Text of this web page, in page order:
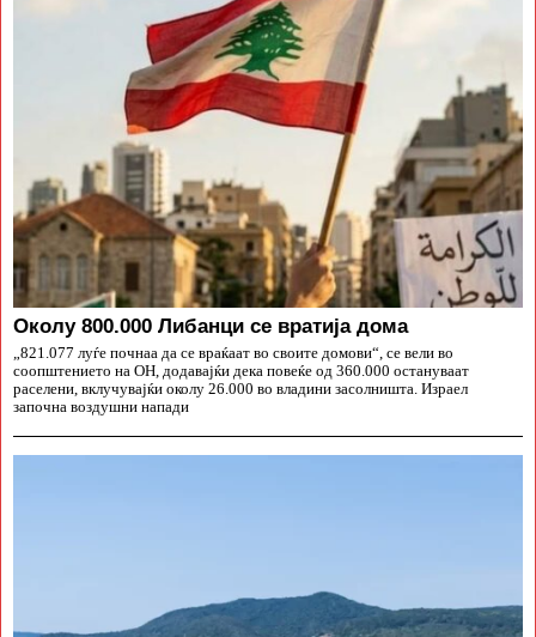
Околу 800.000 Либанци се вратија дома
„821.077 луѓе почнаа да се враќаат во своите домови“, се вели во
соопштението на ОН, додавајќи дека повеќе од 360.000 остануваат
раселени, вклучувајќи околу 26.000 во владини засолништа. Израел
започна воздушни напади